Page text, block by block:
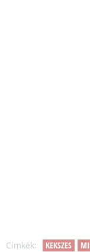
Címkék: KEKSZES